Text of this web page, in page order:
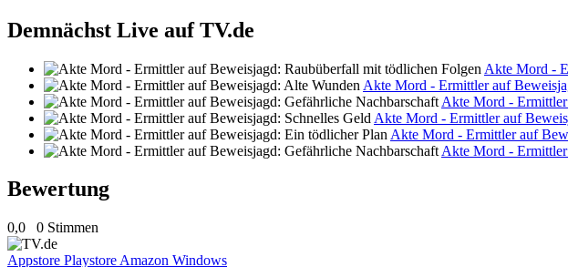
Demnächst Live auf TV.de
Akte Mord -
Akte Mord - Ermittler auf
Akte Mord -
Akte Mord - Ermittler auf
Akte Mord - Ermittler auf
Akte Mord -
Bewertung
0,0 0 Stimmen
Appstore Playstore Amazon Windows